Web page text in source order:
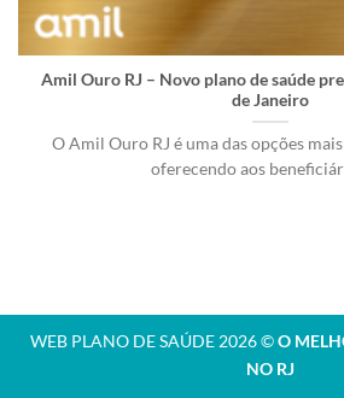
Amil Ouro RJ – Novo plano de saúde
de Janeiro
O Amil Ouro RJ é uma das opções
oferecendo aos
WEB PLANO DE SAÚDE 2026 ©O
NO RJ